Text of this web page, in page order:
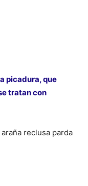
picadura, que
tratan con
reclusa parda